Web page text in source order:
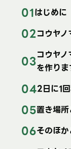
はじめに
コウヤ
コウヤ
を作りま
2日に1
置き場
そのほ